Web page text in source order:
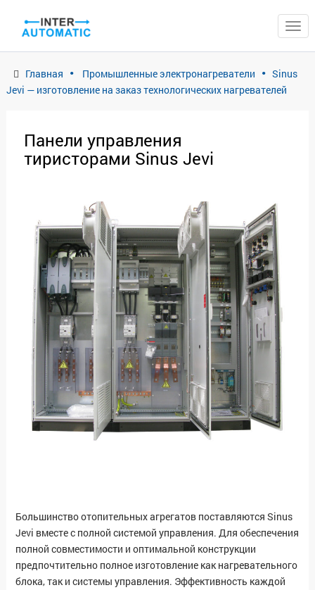
Главная Промышленные электронагреватели
Sinus
Jevi — изготовление на заказ технологических нагревателей
Панели управления
тиристорами Sinus Jevi
Большинство отопительных агрегатов поставляются Sinus
Jevi вместе с полной системой управления. Для обеспечения
полной совместимости и оптимальной конструкции
предпочтительно полное изготовление как нагревательного
блока, так и системы управления. Эффективность каждой
ЗАКРЫТЬ